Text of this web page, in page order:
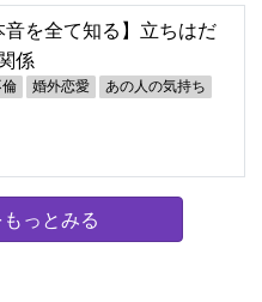
を全て知る】立ちはだ
係
倫 婚外恋愛 あの人の気持ち
っとみる